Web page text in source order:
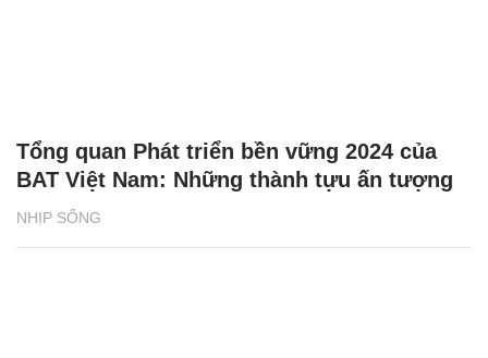
NHỊP SỐNG
Tổng quan Phát triển bền vững 2024 của
BAT Việt Nam: Những thành tựu ấn tượng